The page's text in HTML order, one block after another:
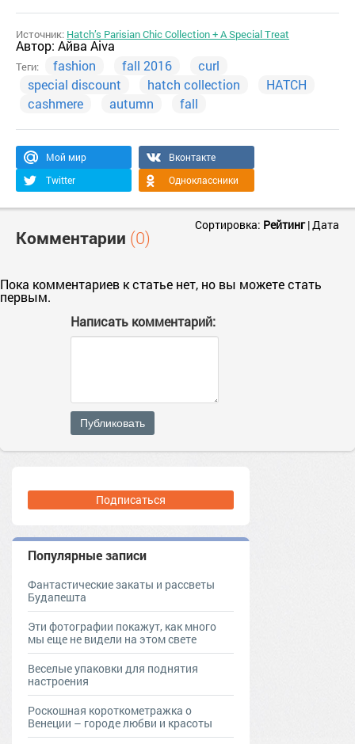
Источник: Hatch’s Parisian Chic Collection + A Special Treat
Автор: Айва Aiva
Теги: fashion fall 2016
curl
special discount
hatch collection
HATCH
cashmere
autumn fall
Мой мир
Вконтакте
Twitter
Одноклассники
Комментарии (0)
Сортировка: Рейтинг|Дата
Пока комментариев к статье нет, но вы можете стать
первым.
Написать комментарий:
Публиковать
Подписаться
Популярные записи
Фантастические закаты и рассветы
Будапешта
Эти фотографии покажут, как много
мы еще не видели на этом свете
Веселые упаковки для поднятия
настроения
Роскошная короткометражка о
Венеции – городе любви и красоты